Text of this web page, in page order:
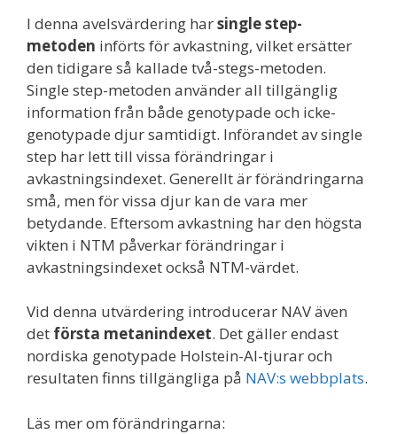
I denna avelsvärdering harsingle step-
metoden införts för avkastning, vilket ersätter
den tidigare så kallade två-stegs-metoden.
Single step-metoden använder all tillgänglig
information från både genotypade och icke-
genotypade djur samtidigt. Införandet av single
step har lett till vissa förändringar i
avkastningsindexet. Generellt är förändringarna
små, men för vissa djur kan de vara mer
betydande. Eftersom avkastning har den högsta
vikten i NTM påverkar förändringar i
avkastningsindexet också NTM-värdet.
Vid denna utvärdering introducerar NAV även
det första metanindexet. Det gäller endast
nordiska genotypade Holstein-AI-tjurar och
resultaten finns tillgängliga på NAV:s webbplats.
Läs mer om förändringarna: